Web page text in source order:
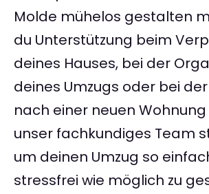
Molde mühelos gestalten
du Unterstützung beim
deines Hauses, bei der
deines Umzugs oder bei
nach einer neuen
unser fachkundiges Team
um deinen Umzug so
stressfrei wie möglich zu